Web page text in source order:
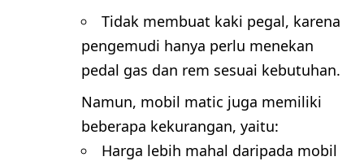
Tidak membuat kaki pegal, karena
pengemudi hanya perlu menekan
pedal gas dan rem sesuai kebutuhan.
Namun, mobil matic juga memiliki
beberapa kekurangan, yaitu:
Harga lebih mahal daripada mobil